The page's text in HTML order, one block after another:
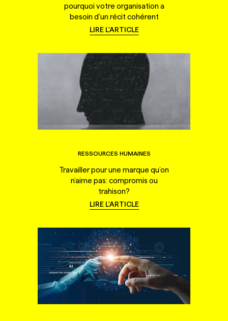
pourquoi votre organisation a
besoin d'un récit cohérent
LIRE L'ARTICLE
RESSOURCES HUMAINES
Travailler pour une marque qu’on
n’aime pas: compromis ou
trahison?
LIRE L'ARTICLE